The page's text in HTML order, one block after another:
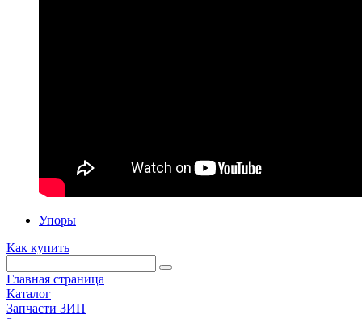
Упоры
Как купить
Главная страница
Каталог
Запчасти ЗИП